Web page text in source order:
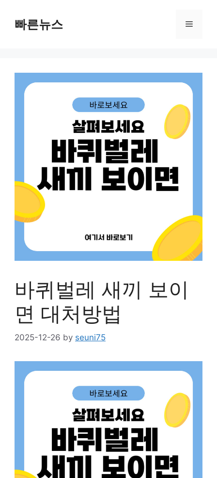
content빠른뉴스 Menu
바퀴벌레 새끼 보이
면 대처방법
2025-12-26 by seuni75